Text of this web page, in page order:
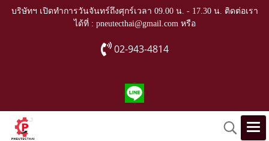
บริษัทฯ เปิดทำการวันจันทร์ถึงศุกร์เวลา 09.00 น. - 17.30 น. ติดต่อเรา
ได้ที่ : pneutecthai@gmail.com หรือ
02-943-4814